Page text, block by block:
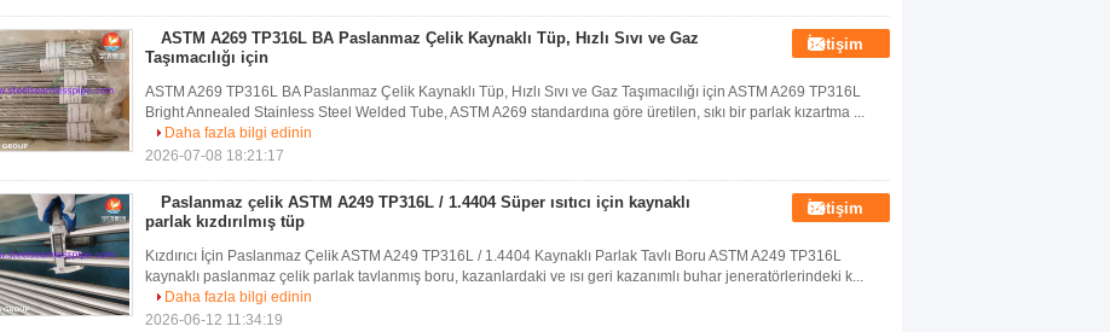
ASTM A269 TP316L BA Paslanmaz Çelik Kaynaklı Tüp, Hızlı Sıvı ve Gaz
Taşımacılığı için
İletişim
ASTM A269 TP316L BA Paslanmaz Çelik Kaynaklı Tüp, Hızlı Sıvı ve Gaz Taşımacılığı için ASTM A269 TP316L
Bright Annealed Stainless Steel Welded Tube, ASTM A269 standardına göre üretilen, sıkı bir parlak kızartma ...
Daha fazla bilgi edinin
2026-07-08 18:21:17
Paslanmaz çelik ASTM A249 TP316L / 1.4404 Süper ısıtıcı için kaynaklı
parlak kızdırılmış tüp
İletişim
Kızdırıcı İçin Paslanmaz Çelik ASTM A249 TP316L / 1.4404 Kaynaklı Parlak Tavlı Boru ASTM A249 TP316L
kaynaklı paslanmaz çelik parlak tavlanmış boru, kazanlardaki ve ısı geri kazanımlı buhar jeneratörlerindeki k...
Daha fazla bilgi edinin
2026-06-12 11:34:19